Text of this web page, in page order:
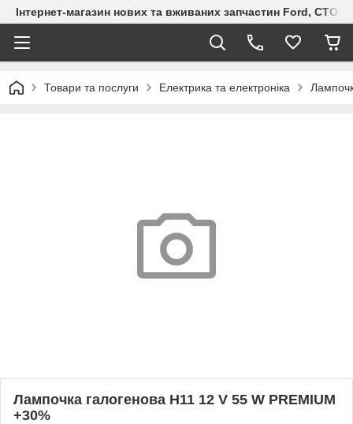
Інтернет-магазин нових та вживаних запчастин Ford, СТО
Товари та послуги Електрика та електроніка
Лампочка галогенова H11 12 V 55 W PREMIUM
+30%